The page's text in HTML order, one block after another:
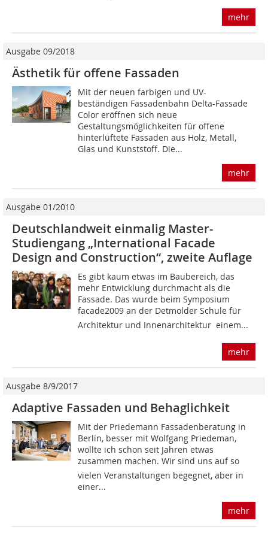
mehr
Ausgabe 09/2018
Ästhetik für offene Fassaden
Mit der neuen farbigen und UV-
beständigen Fassadenbahn Delta-Fassade
Color eröffnen sich neue
Gestaltungsmöglichkeiten für offene
hinterlüftete Fassaden aus Holz, Metall,
Glas und Kunststoff. Die...
mehr
Ausgabe 01/2010
Deutschlandweit einmalig Master-
Studiengang „International Facade
Design and Construction“, zweite Auflage
Es gibt kaum etwas im Baubereich, das
mehr Entwicklung durchmacht als die
Fassade. Das wurde beim Symposium
facade2009 an der Detmolder Schule für
Architektur und Innenarchitektur  einem...
mehr
Ausgabe 8/9/2017
Adaptive Fassaden und Behaglichkeit
Mit der Priedemann Fassadenberatung in
Berlin, besser mit Wolfgang Priedeman,
wollte ich schon seit Jahren etwas
zusammen machen. Wir sind uns auf so
vielen Veranstaltungen begegnet, aber in
einer...
mehr